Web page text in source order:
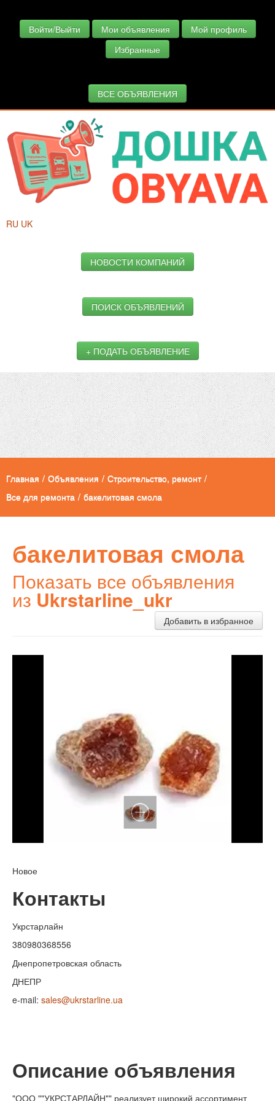
Войти/Выйти Мои объявления
Мой профиль
Избранные
ВСЕ ОБЪЯВЛЕНИЯ
RU UK
НОВОСТИ КОМПАНИЙ
ПОИСК ОБЪЯВЛЕНИЙ
+ ПОДАТЬ ОБЪЯВЛЕНИЕ
Главная / Объявления / Строительство, ремонт /
Все для ремонта / бакелитовая смола
бакелитовая смола
Показать все объявления
из Ukrstarline_ukr
Добавить в избранное
Новое
Контакты
Укрстарлайн
380980368556
Днепропетровская область
ДНЕПР
e-mail: sales@ukrstarline.ua
Описание объявления
"ООО ""УКРСТАРЛАЙН"" реализует широкий ассортимент